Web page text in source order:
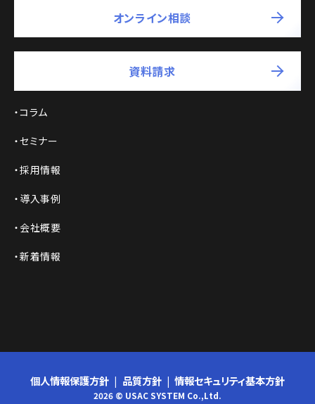
オンライン相談
資料請求
コラム
セミナー
採用情報
導入事例
会社概要
新着情報
個人情報保護方針 品質方針 情報セキュリティ基本方針
2026 © USAC SYSTEM Co.,Ltd.